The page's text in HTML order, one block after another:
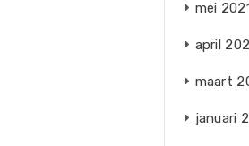
mei
april
maart
januari